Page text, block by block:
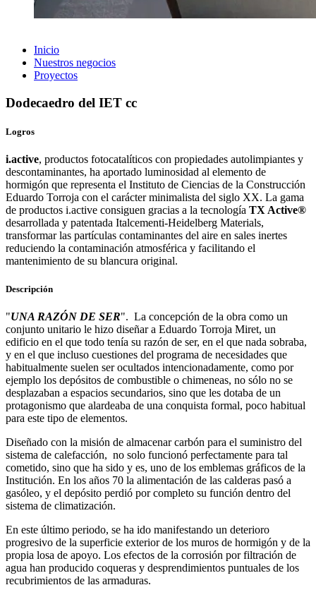
Inicio
Nuestros negocios
Proyectos
Dodecaedro del IET cc
Logros
i.active, productos fotocatalíticos con propiedades autolimpiantes y
descontaminantes, ha aportado luminosidad al elemento de
hormigón que representa el Instituto de Ciencias de la Construcción
Eduardo Torroja con el carácter minimalista del siglo XX. La gama
de productos i.active consiguen gracias a la tecnología TX Active®
desarrollada y patentada Italcementi-Heidelberg Materials,
transformar las partículas contaminantes del aire en sales inertes
reduciendo la contaminación atmosférica y facilitando el
mantenimiento de su blancura original.
Descripción
"UNA RAZÓN DE SER". La concepción de la obra como un
conjunto unitario le hizo diseñar a Eduardo Torroja Miret, un
edificio en el que todo tenía su razón de ser, en el que nada sobraba,
y en el que incluso cuestiones del programa de necesidades que
habitualmente suelen ser ocultados intencionadamente, como por
ejemplo los depósitos de combustible o chimeneas, no sólo no se
desplazaban a espacios secundarios, sino que les dotaba de un
protagonismo que alardeaba de una conquista formal, poco habitual
para este tipo de elementos.
Diseñado con la misión de almacenar carbón para el suministro del
sistema de calefacción, no solo funcionó perfectamente para tal
cometido, sino que ha sido y es, uno de los emblemas gráficos de la
Institución. En los años 70 la alimentación de las calderas pasó a
gasóleo, y el depósito perdió por completo su función dentro del
sistema de climatización.
En este último periodo, se ha ido manifestando un deterioro
progresivo de la superficie exterior de los muros de hormigón y de la
propia losa de apoyo. Los efectos de la corrosión por filtración de
agua han producido coqueras y desprendimientos puntuales de los
recubrimientos de las armaduras.